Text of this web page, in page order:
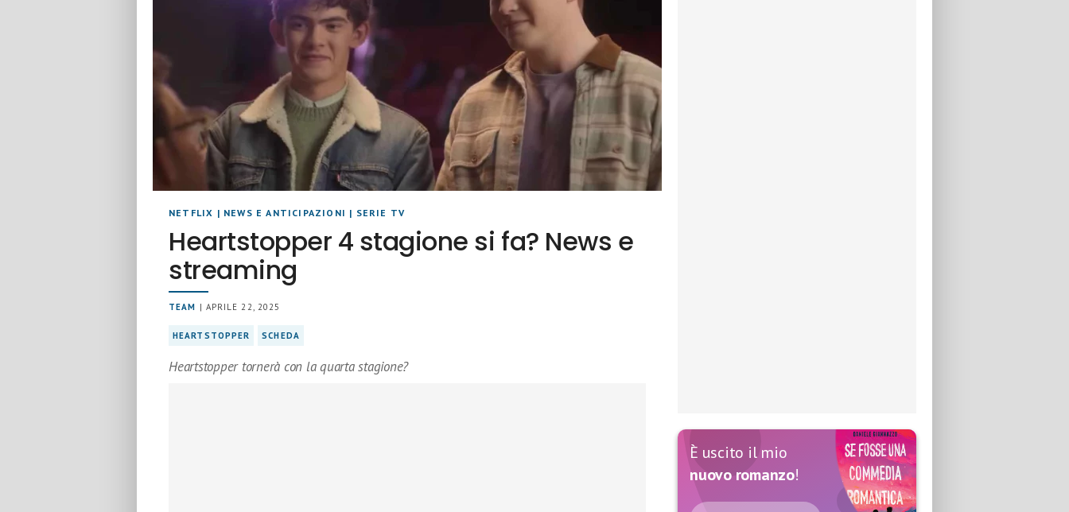
NETFLIX | NEWS E ANTICIPAZIONI | SERIE TV
Heartstopper 4 stagione si fa? News e
streaming
TEAM | APRILE 22, 2025
HEARTSTOPPER SCHEDA
Heartstopper tornerà con la quarta stagione?
È uscito il mio
nuovo romanzo!